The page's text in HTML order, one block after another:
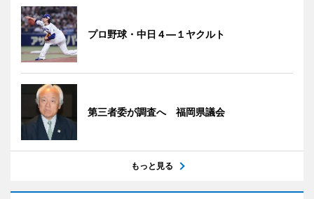
プロ野球・中日４―１ヤクルト
第三者委が調査へ 福岡県議会
もっと見る